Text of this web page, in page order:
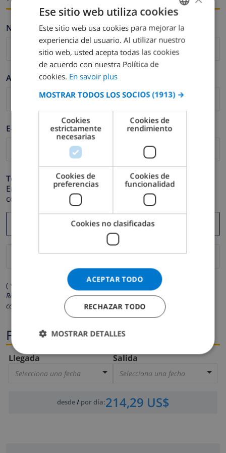
Nombre *
Apellidos *
E-mail *
Teléfono *
En caso de que su dirección de e-mail no funcione
correctamente.
( * Los campos marcados con un asterisco son obligatorios )
Respetamos su privacidad. Sus datos personales no serán
compartidos con ninguna otra persona o empresa.
Fechas
Llegada
Selecciona una fecha
Salida
Selecciona una fecha
desde/ por día:214,29 US$
FRENCH
DUTCH
FRENCH
GERMAN
CATALAN
ITALIAN
DANISH
Ese sitio web utiliza cookies
Este sitio web usa cookies para mejorar la
experiencia del usuario. Al utilizar nuestro
sitio web, usted acepta todas las cookies
de acuerdo con nuestra Política de
cookies. En savoir plus
MOSTRAR TODOS LOS SOCIOS (1913) →
Cookies
estrictamente
necesarias
Cookies de
rendimiento
Cookies de
preferencias
Cookies de
funcionalidad
Cookies no clasificadas
ACEPTAR TODO
RECHAZAR TODO
MOSTRAR DETALLES